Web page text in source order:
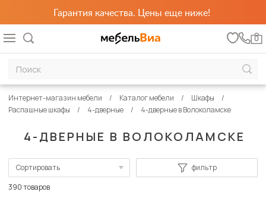
Гарантия качества. Цены еще ниже!
0
4-ДВЕРНЫЕ В ВОЛОКОЛАМСКЕ
Интернет-магазин мебели Каталог мебели
Шкафы
Распашные шкафы
4-дверные 4-дверные в Волоколамске
Сортировать
фильтр
390 товаров